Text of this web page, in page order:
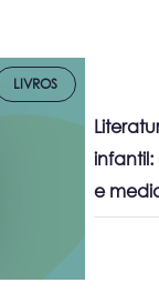
LIVROS
infantil:
e